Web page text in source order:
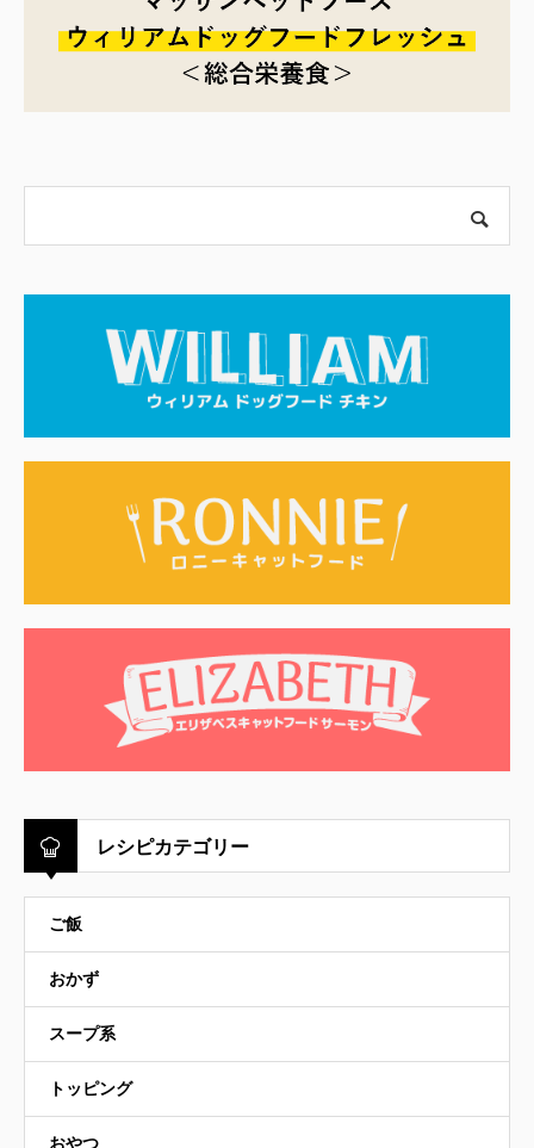
レシピカテゴリー
ご飯
おかず
スープ系
トッピング
おやつ